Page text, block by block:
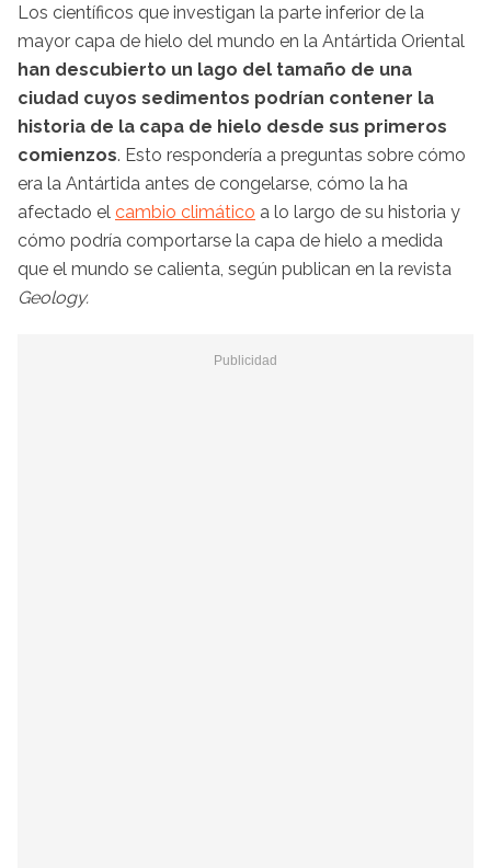
Los científicos que investigan la parte inferior de la
mayor capa de hielo del mundo en la Antártida Oriental
han descubierto un lago del tamaño de una
ciudad cuyos sedimentos podrían contener la
historia de la capa de hielo desde sus primeros
comienzos. Esto respondería a preguntas sobre cómo
era la Antártida antes de congelarse, cómo la ha
afectado el cambio climático a lo largo de su historia y
cómo podría comportarse la capa de hielo a medida
que el mundo se calienta, según publican en la revista
Geology.